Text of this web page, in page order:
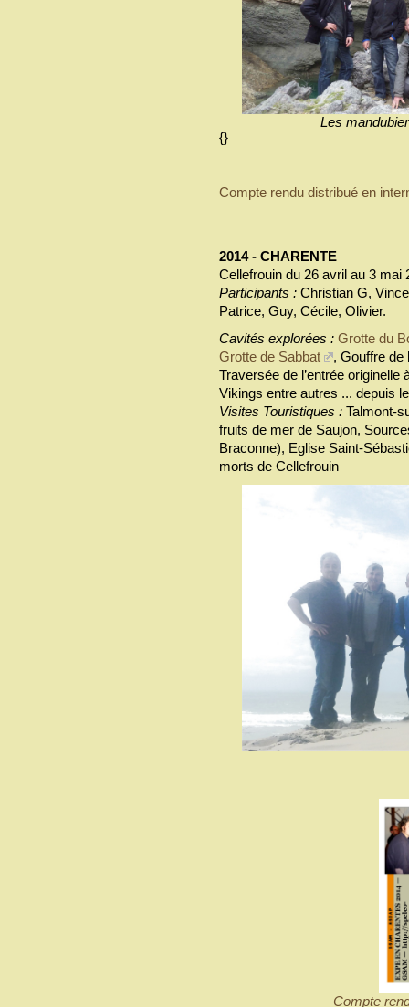
Les
{}
Compte rendu distribué en
2014 - CHARENTE
Cellefrouin du 26 avril au 3 mai
Participants : Christian G,
Patrice, Guy, Cécile, Olivier.
Cavités explorées : Grotte du
Grotte de Sabbat
, Gouffre de
Traversée de l’entrée
Vikings entre autres ... depuis
Visites Touristiques : Talmont-
fruits de mer de Saujon,
Braconne), Eglise Saint-
morts de Cellefrouin
Compte